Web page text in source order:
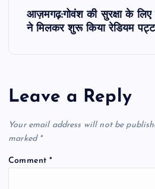
a
v
i
आज़मगढ़:गोवंश की सुरक्षा के
ने मिलकर शुरू किया रेडियम
Leave a Reply
Your email address will not be
marked *
Comment*